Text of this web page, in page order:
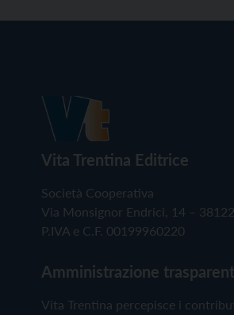
Vita Trentina Editrice
Società Cooperativa
Via Monsignor Endrici, 14 –
P.IVA e C.F. 00199960220
Amministrazione
Vita Trentina percepisce i